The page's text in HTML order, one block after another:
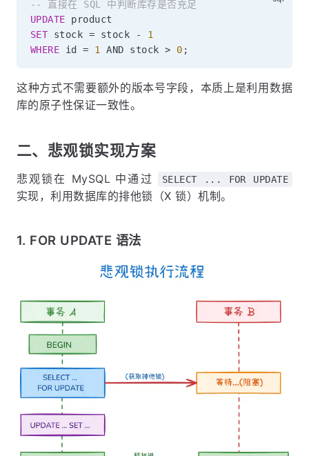
-- 直接在 SQL 中判断库存是否充足
UPDATE
SET stock = stock -
1
WHERE id = 1 AND stock > 0 ;
这种方式不需要额外的版本号字段，本质上是利用数据
库的原子性保证一致性。
二、悲观锁实现方案
悲观锁在 MySQL 中通过 SELECT ... FOR UPDATE
实现，利用数据库的排他锁（X 锁）机制。
1. FOR UPDATE 语法